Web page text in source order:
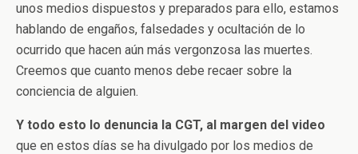
unos medios dispuestos y preparados para ello, estamos
hablando de engaños, falsedades y ocultación de lo
ocurrido que hacen aún más vergonzosa las muertes.
Creemos que cuanto menos debe recaer sobre la
conciencia de alguien.
Y todo esto lo denuncia la CGT, al margen del video
que en estos días se ha divulgado por los medios de